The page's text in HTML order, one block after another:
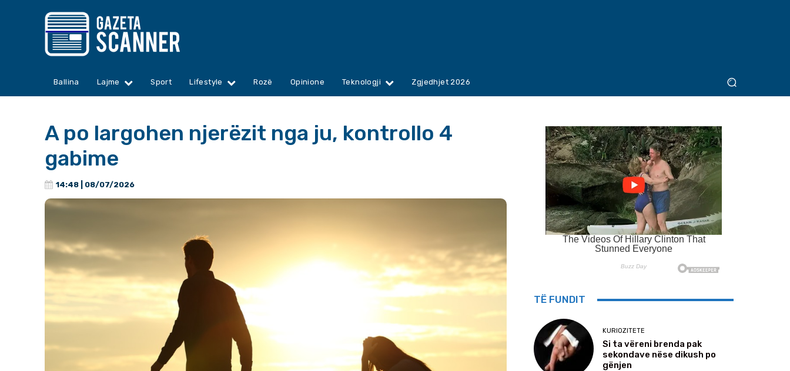
Ballina Lajme Sport Lifestyle Rozë Opinione Teknologji Zgjedhjet 2026
A po largohen njerëzit nga ju, kontrollo 4
gabime
14:48 | 08/07/2026
TË FUNDIT
KURIOZITETE
Si ta vëreni brenda pak
sekondave nëse dikush po
gënjen